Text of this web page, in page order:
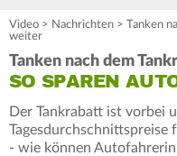
Video > Nachrichten > Tanken
weiter
Tanken nach dem
SO SPAREN
Der Tankrabatt ist vorbei
Tagesdurchschnittspreise
- wie können